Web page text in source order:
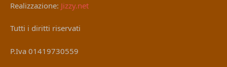
Realizzazione: Jizzy.net
Tutti i diritti riservati
P.Iva 01419730559